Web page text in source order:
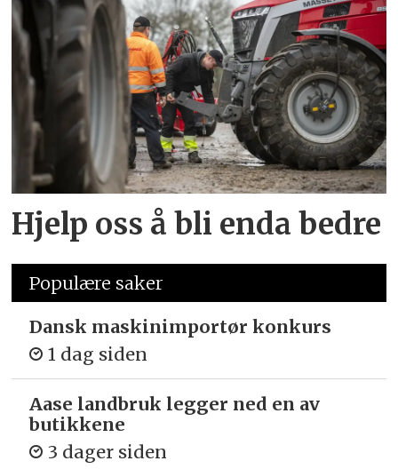
Hjelp oss å bli enda bedre
Populære saker
Dansk maskinimportør konkurs
1 dag siden
Aase landbruk legger ned en av
butikkene
3 dager siden